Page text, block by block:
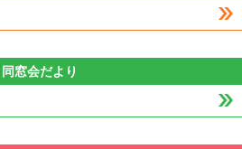
同窓会だより